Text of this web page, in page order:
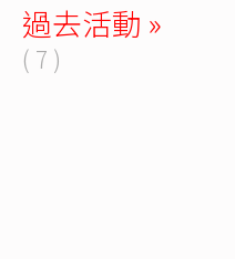
過去活動 »
( 7 )